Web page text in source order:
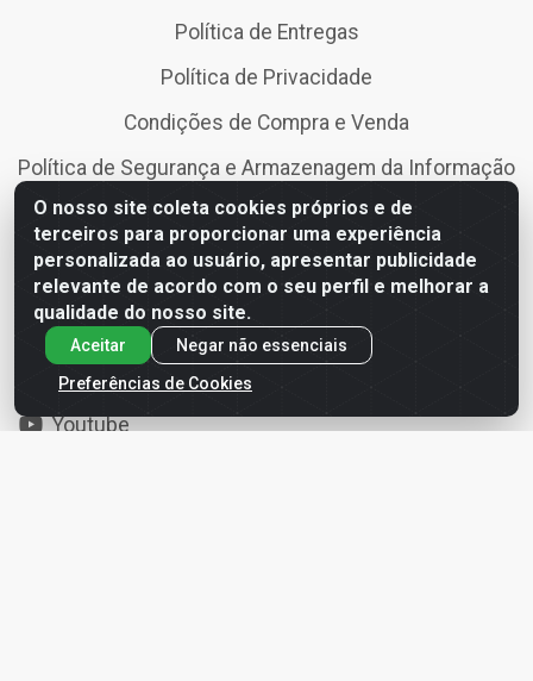
O nosso site coleta cookies próprios e de
terceiros para proporcionar uma experiência
personalizada ao usuário, apresentar publicidade
relevante de acordo com o seu perfil e melhorar a
qualidade do nosso site.
Aceitar
Negar não essenciais
Preferências de Cookies
Política de Entregas
Política de Privacidade
Condições de Compra e Venda
Política de Segurança e Armazenagem da Informação
Política de devolução, troca, arrependimento e
cancelamento
Redes Sociais
Instagram
Facebook
Youtube